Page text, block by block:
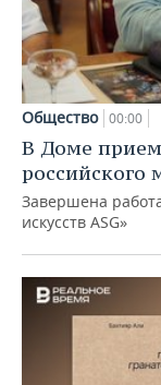
Общество 00:00
В Доме
российского
Завершена
искусств ASG»